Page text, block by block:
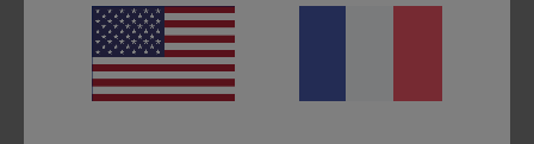
Je recommande ce produit
5 /5